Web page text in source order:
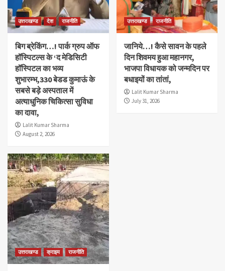
उत्तराखण्ड देश राजनीति
बिग ब्रेकिंग…! पार्क ग्रुप ऑफ
हॉस्पिटल्स के ‘द मेडिसिटी
हॉस्पिटल का भव्य
शुभारम्भ,330 बेडड कुमाऊं के
सबसे बड़े अस्पताल में
अत्याधुनिक चिकित्सा सुविधा
का दावा,
Lalit Kumar Sharma
August 2, 2026
उत्तराखण्ड राजनीति
जानिये…! कैसे सावन के पहले
दिन शिवमय हुआ महानगर,
भाजपा विधायक को जन्मदिन पर
बधाइयों का तांतां,
Lalit Kumar Sharma
July 31, 2026
उत्तराखण्ड क्राइम राजनीति